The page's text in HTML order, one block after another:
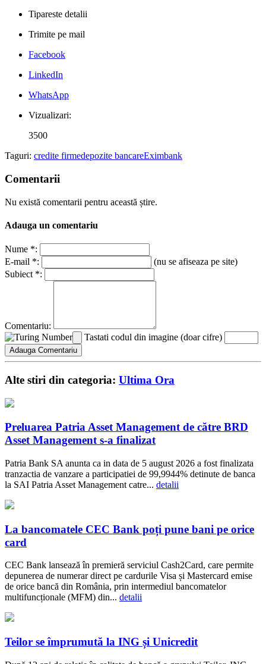
Tipareste detalii
Trimite pe mail
Facebook
LinkedIn
WhatsApp
Vizualizari:
3500
Taguri: credite firmedepozite bancareEximbank
Comentarii
Nu există comentarii pentru această știre.
Adauga un comentariu
Nume *:
E-mail *:
(nu se afiseaza pe site)
Subiect *:
Comentariu:
Tastati codul din imagine (doar cifre)
Alte stiri din categoria: Ultima Ora
Preluarea Patria Asset Management de către BRD
Asset Management s-a finalizat
Patria Bank SA anunta ca in data de 5 august 2026 a fost finalizata
tranzactia de vanzare a participatiei de 99,9944% detinute de banca
la SAI Patria Asset Management catre... detalii
La bancomatele CEC Bank poți pune bani pe orice
card
CEC Bank lansează în premieră serviciul Cash2Card, care permite
depunerea de numerar direct pe cardurile Visa și Mastercard emise
de orice bancă din România, prin intermediul bancomatelor
multifuncționale (MFM) din... detalii
Teilor se împrumută la ING și Unicredit